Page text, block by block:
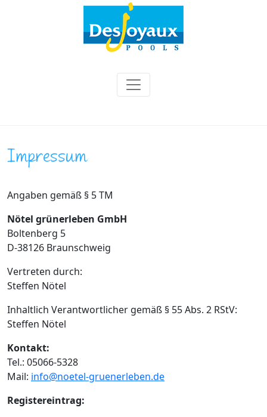
Impressum
Angaben gemäß § 5 TM
Nötel grünerleben GmbH
Boltenberg 5
D-38126 Braunschweig
Vertreten durch:
Steffen Nötel
Inhaltlich Verantwortlicher gemäß § 55 Abs. 2 RStV:
Steffen Nötel
Kontakt:
Tel.: 05066-5328
Mail: info@noetel-gruenerleben.de
Registereintrag: